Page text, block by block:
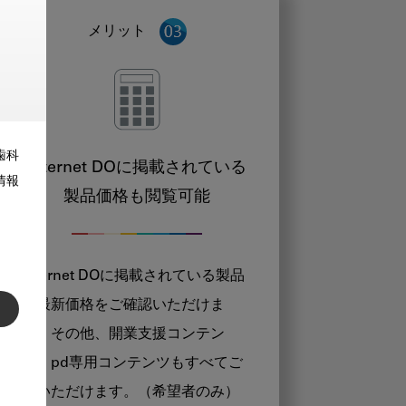
科
報
メリット
Internet DOに掲載されている
製品価格も閲覧可能
Internet DOに掲載されている製品
の最新価格をご確認いただけま
す。その他、開業支援コンテン
ツ、pd専用コンテンツもすべてご
覧いただけます。（希望者のみ）